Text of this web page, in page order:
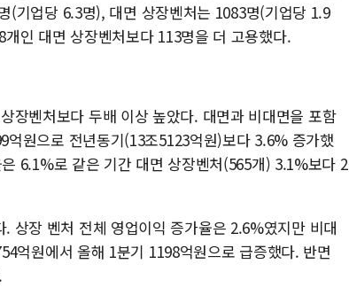
(기업당 6.3명), 대면 상장벤처는 1083명(기업당 1.9
인 대면 상장벤처보다 113명을 더 고용했다.
장벤처보다 두배 이상 높았다. 대면과 비대면을 포함
원으로 전년동기(13조5123억원)보다 3.6% 증가했
6.1%로 같은 기간 대면 상장벤처(565개) 3.1%보다 2
상장 벤처 전체 영업이익 증가율은 2.6%였지만 비대
억원에서 올해 1분기 1198억원으로 급증했다. 반면